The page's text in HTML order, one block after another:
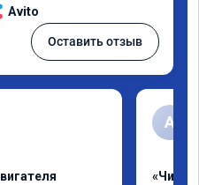
Avito
Оставить отзыв
А
«Чип